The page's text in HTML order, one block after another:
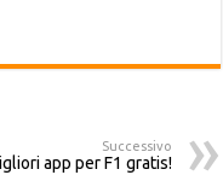
Successivo
app per F1 gratis!